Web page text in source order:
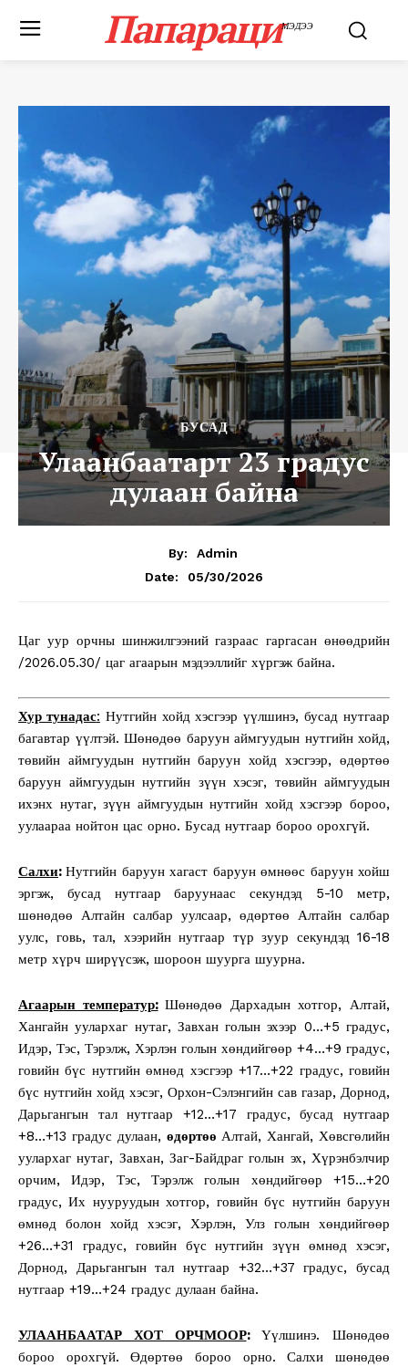
ПапарациМЭДЭЭ
БУСАД
Улаанбаатарт 23 градус
дулаан байна
By:
Admin
Date:
05/30/2026
Цаг уур орчны шинжилгээний газраас гаргасан өнөөдрийн
/2026.05.30/ цаг агаарын мэдээллийг хүргэж байна.
Хур тунадас: Нутгийн хойд хэсгээр үүлшинэ, бусад нутгаар
багавтар үүлтэй. Шөнөдөө баруун аймгуудын нутгийн хойд,
төвийн аймгуудын нутгийн баруун хойд хэсгээр, өдөртөө
баруун аймгуудын нутгийн зүүн хэсэг, төвийн аймгуудын
ихэнх нутаг, зүүн аймгуудын нутгийн хойд хэсгээр бороо,
уулаараа нойтон цас орно. Бусад нутгаар бороо орохгүй.
Салхи:Нутгийн баруун хагаст баруун өмнөөс баруун хойш
эргэж, бусад нутгаар баруунаас секундэд 5-10 метр,
шөнөдөө Алтайн салбар уулсаар, өдөртөө Алтайн салбар
уулс, говь, тал, хээрийн нутгаар түр зуур секундэд 16-18
метр хүрч ширүүсэж, шороон шуурга шуурна.
Агаарын температур: Шөнөдөө Дархадын хотгор, Алтай,
Хангайн уулархаг нутаг, Завхан голын эхээр 0…+5 градус,
Идэр, Тэс, Тэрэлж, Хэрлэн голын хөндийгөөр +4…+9 градус,
говийн бүс нутгийн өмнөд хэсгээр +17…+22 градус, говийн
бүс нутгийн хойд хэсэг, Орхон-Сэлэнгийн сав газар, Дорнод,
Дарьгангын тал нутгаар +12…+17 градус, бусад нутгаар
+8…+13 градус дулаан, өдөртөө Алтай, Хангай, Хөвсгөлийн
уулархаг нутаг, Завхан, Заг-Байдраг голын эх, Хүрэнбэлчир
орчим, Идэр, Тэс, Тэрэлж голын хөндийгөөр +15…+20
градус, Их нууруудын хотгор, говийн бүс нутгийн баруун
өмнөд болон хойд хэсэг, Хэрлэн, Улз голын хөндийгөөр
+26…+31 градус, говийн бүс нутгийн зүүн өмнөд хэсэг,
Дорнод, Дарьгангын тал нутгаар +32…+37 градус, бусад
нутгаар +19…+24 градус дулаан байна.
УЛААНБААТАР ХОТ ОРЧМООР:Үүлшинэ. Шөнөдөө
бороо орохгүй. Өдөртөө бороо орно. Салхи шөнөдөө